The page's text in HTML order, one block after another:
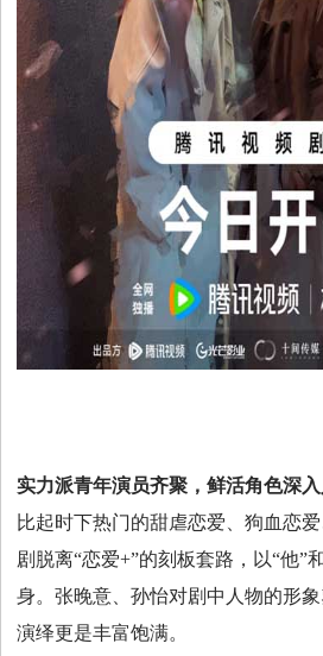
频
实力派青年演员齐聚 ，鲜活角色深
比起时下热门的甜虐恋爱、狗血恋
剧脱离“恋爱+”的刻板套路，以“他”
身。张晚意、孙怡对剧中人物的形
演绎更是丰富饱满。